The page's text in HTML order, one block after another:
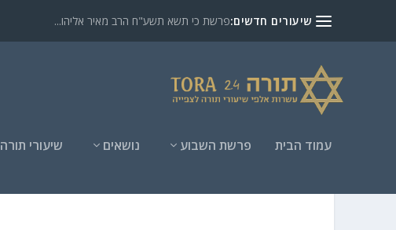
שיעורים חדשים:פרשת כי תשא תשע"ח הרב מאיר אליהו...
עמוד הבית פרשת השבוע נושאים שיעורי תורה